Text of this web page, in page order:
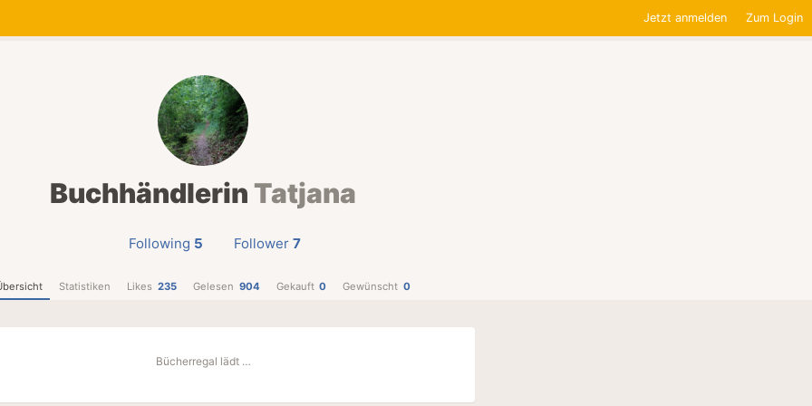
Jetzt anmelden Zum Login
Buchhändlerin Tatjana
Following 5 Follower 7
Statistiken Likes 235 Gelesen 904 Gekauft 0 Gewünscht 0
Bücherregal lädt …